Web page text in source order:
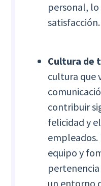
personal,
satisfacción.
Cultura de
cultura que
contribuir
felicidad y
equipo y
un entorno